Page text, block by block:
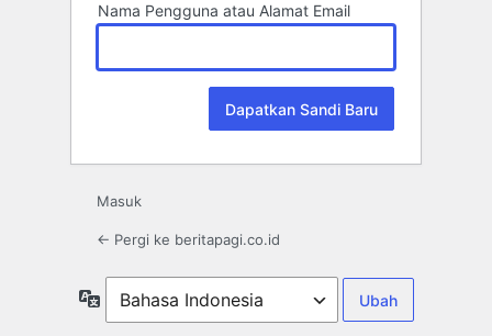
Nama Pengguna atau Alamat Email
Masuk
← Pergi ke beritapagi.co.id
Bahasa